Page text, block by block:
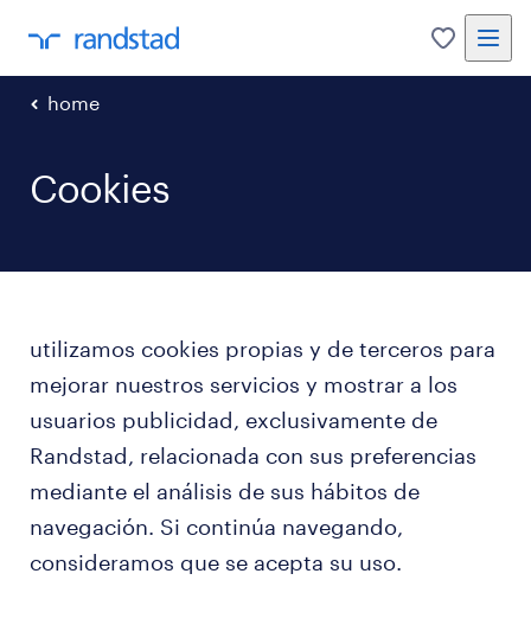
0
home
Cookies
​utilizamos cookies propias y de terceros para
mejorar nuestros servicios y mostrar a los
usuarios publicidad, exclusivamente de
Randstad, relacionada con sus preferencias
mediante el análisis de sus hábitos de
navegación. Si continúa navegando,
consideramos que se acepta su uso.